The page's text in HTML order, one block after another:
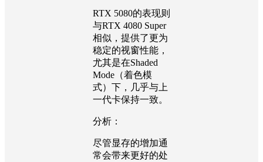
RTX 5080的表现则
与RTX 4080 Super
相似，提供了更为
稳定的视窗性能，
尤其是在Shaded
Mode（着色模
式）下，几乎与上
一代卡保持一致。
分析：
尽管显存的增加通
常会带来更好的处